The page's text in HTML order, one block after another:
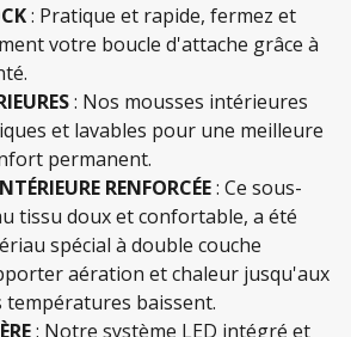
: Pratique et rapide, fermez et
votre boucle d'attache grâce à
: Nos mousses intérieures
et lavables pour une meilleure
permanent.
RENFORCÉE: Ce sous-
tissu doux et confortable, a été
spécial à double couche
aération et chaleur jusqu'aux
baissent.
: Notre système LED intégré et